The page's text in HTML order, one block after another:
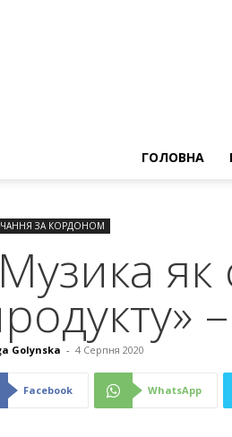
ГОЛОВНА
ЗА КОРДОНОМ
як
Golynska - 4 Серпня 2020
Facebook WhatsApp